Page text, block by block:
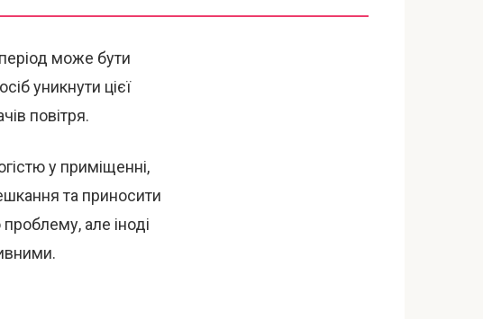
може бути
уникнути цієї
повітря.
у приміщенні,
та приносити
але іноді